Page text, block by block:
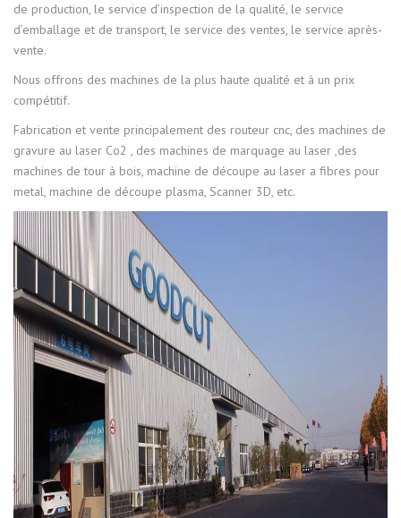
de production, le service d’inspection de la qualité, le service
d’emballage et de transport, le service des ventes, le service après-
vente.
Nous offrons des machines de la plus haute qualité et à un prix
compétitif.
Fabrication et vente principalement des routeur cnc, des machines de
gravure au laser Co2 , des machines de marquage au laser ,des
machines de tour à bois, machine de découpe au laser a fibres pour
metal, machine de découpe plasma, Scanner 3D, etc.